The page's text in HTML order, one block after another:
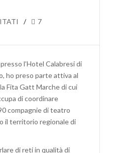
7
l’Hotel Calabresi di
ho preso parte attiva al
Fita Gatt Marche di cui
di coordinare
compagnie di teatro
il territorio regionale di
di reti in qualità di